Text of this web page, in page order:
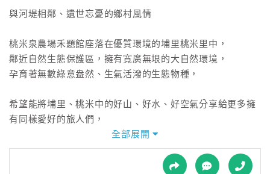
HOT
特
色
民
球
與河堤相鄰、遺世忘憂的鄉村風情
桃米泉農場禾題館座落在優質環境的埔里桃米里中，
鄰近自然生態保護區，擁有寬廣無垠的大自然環境，
孕育著無數綠意盎然、生氣活潑的生態物種，
希望能將埔里、桃米中的好山、好水、好空氣分享給更多擁
有同樣愛好的旅人們，
更可獲得心靈的靜養與深度感受自然環境中格外清幽的環境
全部展開